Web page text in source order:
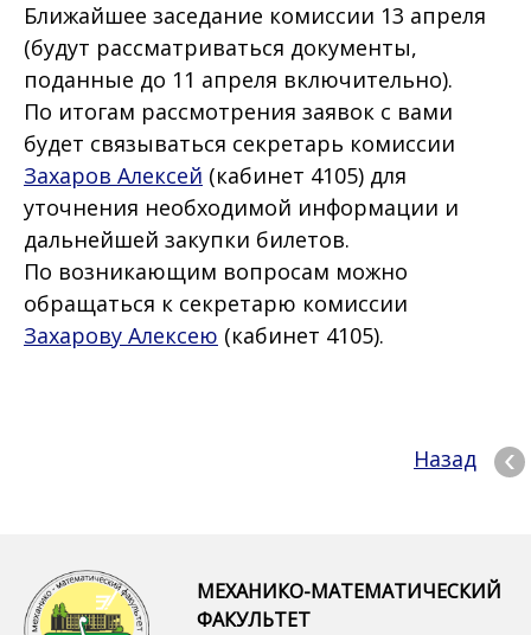
Ближайшее заседание комиссии 13 апреля
(будут рассматриваться документы,
поданные до 11 апреля включительно).
По итогам рассмотрения заявок с вами
будет связываться секретарь комиссии
Захаров Алексей (кабинет 4105) для
уточнения необходимой информации и
дальнейшей закупки билетов.
По возникающим вопросам можно
обращаться к секретарю комиссии
Захарову Алексею (кабинет 4105).
Назад
МЕХАНИКО-МАТЕМАТИЧЕСКИЙ
ФАКУЛЬТЕТ